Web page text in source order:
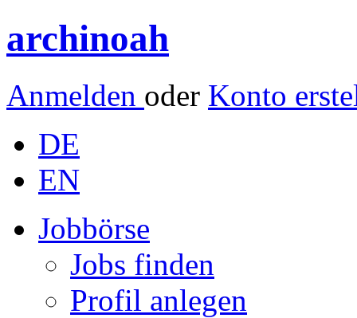
archinoah
Anmelden oder Konto
DE
EN
Jobbörse
Jobs finden
Profil anlegen